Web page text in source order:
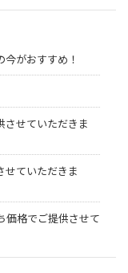
がおすすめ！
せていただきま
ていただきま
格でご提供させて